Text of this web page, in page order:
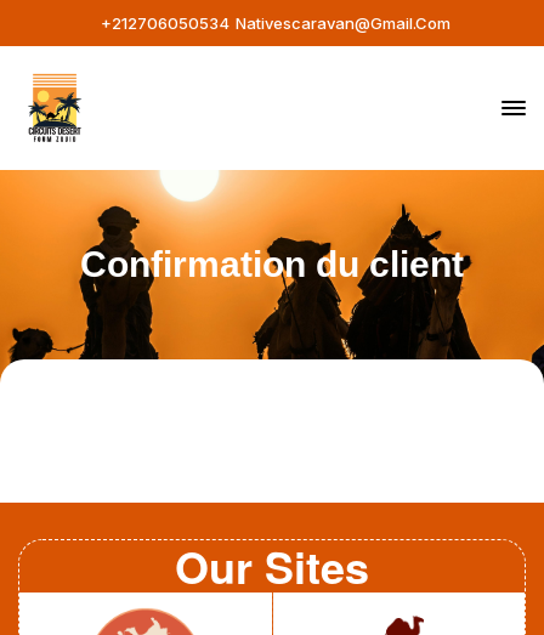
+212706050534 Nativescaravan@gmail.com
Confirmation du client
Our Sites